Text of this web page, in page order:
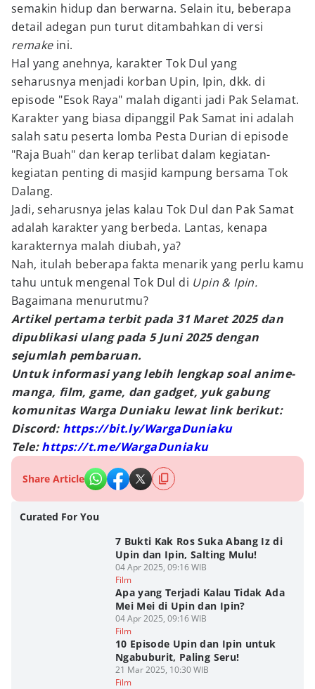
semakin hidup dan berwarna. Selain itu, beberapa
detail adegan pun turut ditambahkan di versi
remake ini.
Hal yang anehnya, karakter Tok Dul yang
seharusnya menjadi korban Upin, Ipin, dkk. di
episode "Esok Raya" malah diganti jadi Pak Selamat.
Karakter yang biasa dipanggil Pak Samat ini adalah
salah satu peserta lomba Pesta Durian di episode
"Raja Buah" dan kerap terlibat dalam kegiatan-
kegiatan penting di masjid kampung bersama Tok
Dalang.
Jadi, seharusnya jelas kalau Tok Dul dan Pak Samat
adalah karakter yang berbeda. Lantas, kenapa
karakternya malah diubah, ya?
Nah, itulah beberapa fakta menarik yang perlu kamu
tahu untuk mengenal Tok Dul di Upin & Ipin.
Bagaimana menurutmu?
Artikel pertama terbit pada 31 Maret 2025 dan
dipublikasi ulang pada 5 Juni 2025 dengan
sejumlah pembaruan.
Untuk informasi yang lebih lengkap soal anime-
manga, film, game, dan gadget, yuk gabung
komunitas Warga Duniaku lewat link berikut:
Discord: https://bit.ly/WargaDuniaku
Tele:https://t.me/WargaDuniaku
Share Article
Curated For You
7 Bukti Kak Ros Suka Abang Iz di
Upin dan Ipin, Salting Mulu!
04 Apr 2025, 09:16 WIB
Film
Apa yang Terjadi Kalau Tidak Ada
Mei Mei di Upin dan Ipin?
04 Apr 2025, 09:16 WIB
Film
10 Episode Upin dan Ipin untuk
Ngabuburit, Paling Seru!
21 Mar 2025, 10:30 WIB
Film